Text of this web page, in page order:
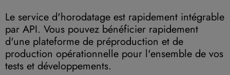
Le service d'horodatage est rapidement intégrable
par API. Vous pouvez bénéficier rapidement
d'une plateforme de préproduction et de
production opérationnelle pour l'ensemble de vos
tests et développements.